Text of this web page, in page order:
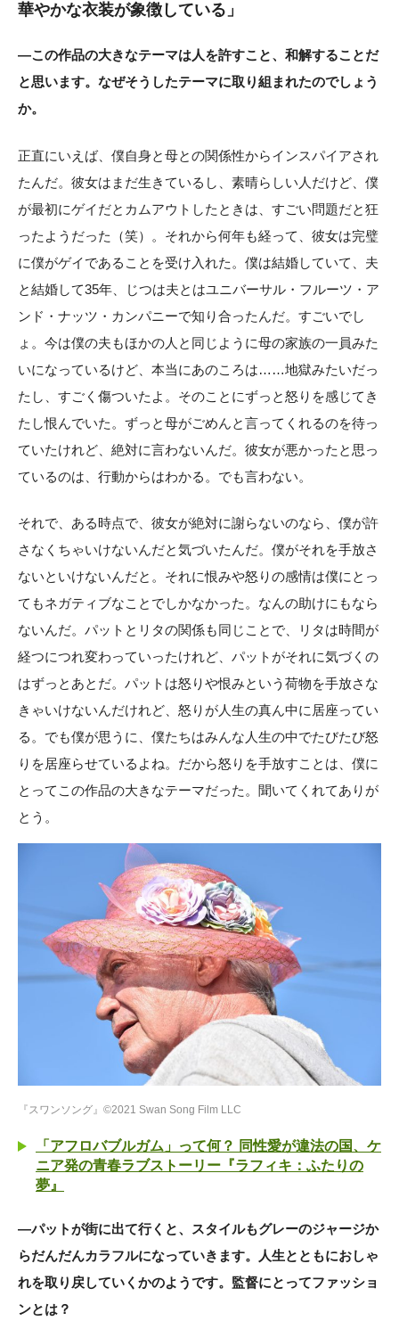
華やかな衣装が象徴している」
―この作品の大きなテーマは人を許すこと、和解することだ
と思います。なぜそうしたテーマに取り組まれたのでしょう
か。
正直にいえば、僕自身と母との関係性からインスパイアされ
たんだ。彼女はまだ生きているし、素晴らしい人だけど、僕
が最初にゲイだとカムアウトしたときは、すごい問題だと狂
ったようだった（笑）。それから何年も経って、彼女は完璧
に僕がゲイであることを受け入れた。僕は結婚していて、夫
と結婚して35年、じつは夫とはユニバーサル・フルーツ・ア
ンド・ナッツ・カンパニーで知り合ったんだ。すごいでし
ょ。今は僕の夫もほかの人と同じように母の家族の一員みた
いになっているけど、本当にあのころは……地獄みたいだっ
たし、すごく傷ついたよ。そのことにずっと怒りを感じてき
たし恨んでいた。ずっと母がごめんと言ってくれるのを待っ
ていたけれど、絶対に言わないんだ。彼女が悪かったと思っ
ているのは、行動からはわかる。でも言わない。
それで、ある時点で、彼女が絶対に謝らないのなら、僕が許
さなくちゃいけないんだと気づいたんだ。僕がそれを手放さ
ないといけないんだと。それに恨みや怒りの感情は僕にとっ
てもネガティブなことでしかなかった。なんの助けにもなら
ないんだ。パットとリタの関係も同じことで、リタは時間が
経つにつれ変わっていったけれど、パットがそれに気づくの
はずっとあとだ。パットは怒りや恨みという荷物を手放さな
きゃいけないんだけれど、怒りが人生の真ん中に居座ってい
る。でも僕が思うに、僕たちはみんな人生の中でたびたび怒
りを居座らせているよね。だから怒りを手放すことは、僕に
とってこの作品の大きなテーマだった。聞いてくれてありが
とう。
『スワンソング』©2021 Swan Song Film LLC
「アフロバブルガム」って何？ 同性愛が違法の国、ケ
ニア発の青春ラブストーリー『ラフィキ：ふたりの
夢』
―パットが街に出て行くと、スタイルもグレーのジャージか
らだんだんカラフルになっていきます。人生とともにおしゃ
れを取り戻していくかのようです。監督にとってファッショ
ンとは？